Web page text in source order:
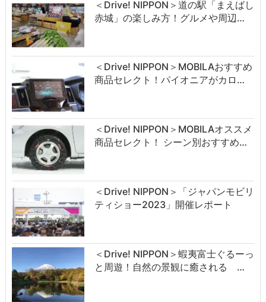
＜Drive! NIPPON＞道の駅「まえばし
赤城」の楽しみ方！グルメや周辺…
＜Drive! NIPPON＞MOBILAおすすめ
商品セレクト！パイオニアがカロ…
＜Drive! NIPPON＞MOBILAオススメ
商品セレクト！ シーン別おすすめ…
＜Drive! NIPPON＞「ジャパンモビリ
ティショー2023」開催レポート
＜Drive! NIPPON＞蝦夷富士ぐるーっ
と周遊！自然の景観に癒される …